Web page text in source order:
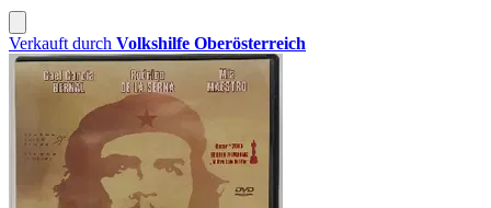
Verkauft durch Volkshilfe Oberösterreich